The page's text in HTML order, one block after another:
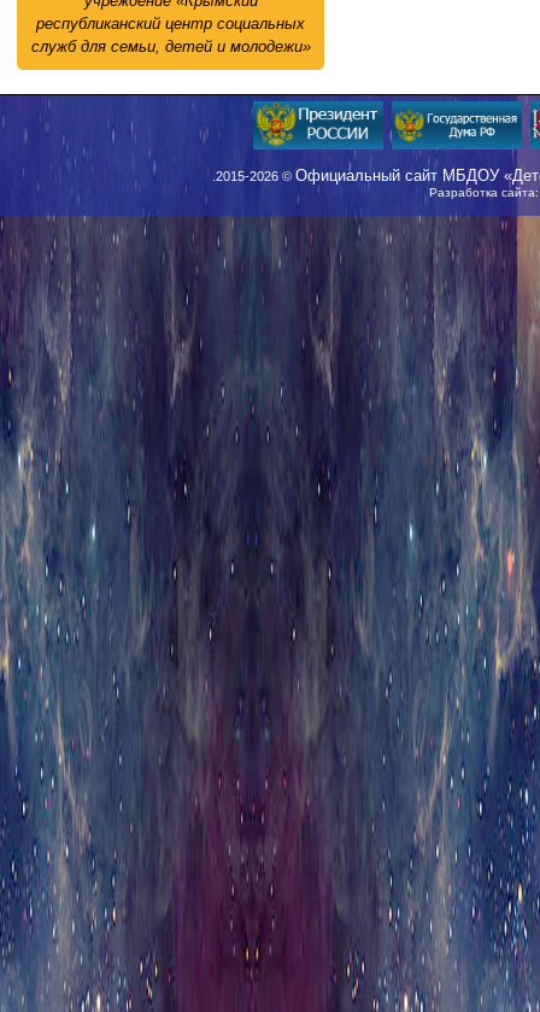
республиканский центр социальных
служб для семьи, детей и молодежи»
.2015-2026 © Официальный сайт МБДОУ
Разработка